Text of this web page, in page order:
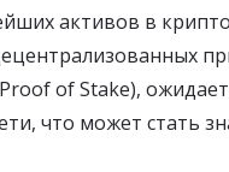
активов в
of Stake),
что может стать